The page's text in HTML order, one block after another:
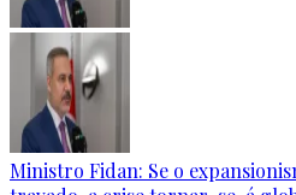
Ministro Fidan: Se o